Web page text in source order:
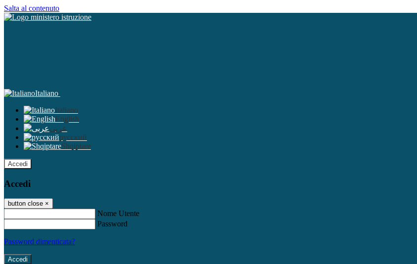
Salta al contenuto
Italiano
Italiano
English
عربى
русский
Shqiptare
Accedi
Accedi
button close ×
Nome Utente
Password
Password dimenticata?